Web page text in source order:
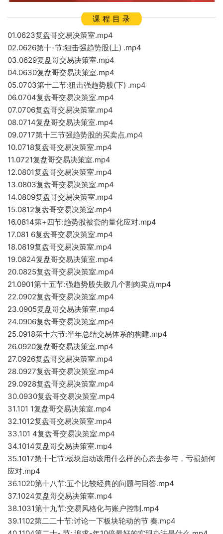
课 程 目 录
01.0623复盘哥交易决策室.mp4
02.0626第十-节:狙击强趋势股(上) .mp4
03.0629复盘哥交易决策室.mp4
04.0630复盘哥交易决策室.mp4
05.0703第十二节:狙击强趋势股(下) .mp4
06.0704复盘哥交易决策室.mp4
07.0706复盘哥交易决策室.mp4
08.0714复盘哥交易决策室.mp4
09.0717第十三节强趋势股的买卖点.mp4
10.0718复盘哥交易决策室.mp4
11.0721复盘哥交易决策室.mp4
12.0801复盘哥交易决策室.mp4
13.0803复盘哥交易决策室.mp4
14.0809复盘哥交易决策室.mp4
15.0812复盘哥交易决策室.mp4
16.0814第+四节:趋势股被套的量化应对.mp4
17.081 6复盘哥交易决策室.mp4
18.0819复盘哥交易决策室.mp4
19.0824复盘哥交易决策室.mp4
20.0825复盘哥交易决策室.mp4
21.0901第十五节:强趋势股失败几个割肉卖点mp4
22.0902复盘哥交易决策室.mp4
23.0905复盘哥交易决策室.mp4
24.0906复盘哥交易决策室.mp4
25.0918第十六节:半年总结交易体系的构建.mp4
26.0920复盘哥交易决策室.mp4
27.0926复盘哥交易决策室.mp4
28.0927复盘哥交易决策室.mp4
29.0928复盘哥交易决策室.mp4
30.0930复盘哥交易决策室.mp4
31.101 1复盘哥交易决策室.mp4
32.1012复盘哥交易决策室.mp4
33.101 4复盘哥交易决策室.mp4
34.1014复盘哥交易决策室.mp4
35.1017第十七节:板块启动该用什么样的心态去参与，亏损如何
应对.mp4
36.1020第十八节:五个比较经典的问题与回答.mp4
37.1024复盘哥交易决策室.mp4
38.1031第十九节:交易风格化与账户控制.mp4
39.1102第二二十节:讨论一下板块轮动的节 奏.mp4